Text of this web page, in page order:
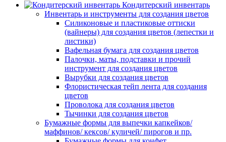
Кондитерский инвентарь
Инвентарь и инструменты для создания цветов
Силиконовые и пластиковые оттиски
(вайнеры) для создания цветов (лепестки и
листики)
Вафельная бумага для создания цветов
Палочки, маты, подставки и прочий
инструмент для создания цветов
Вырубки для создания цветов
Флористическая тейп лента для создания
цветов
Проволока для создания цветов
Тычинки для создания цветов
Бумажные формы для выпечки капкейков/
маффинов/ кексов/ куличей/ пирогов и пр.